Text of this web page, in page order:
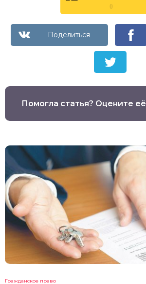
0
Помогла статья? Оцените её
Гражданское право